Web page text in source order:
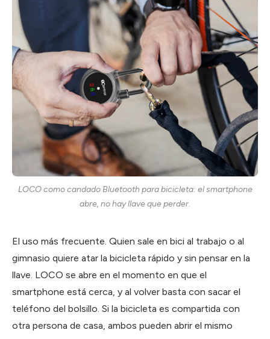
LOCO como candado Bluetooth para bicicleta: el smartphone
abre, no hay llave que perder.
El uso más frecuente. Quien sale en bici al trabajo o al
gimnasio quiere atar la bicicleta rápido y sin pensar en la
llave. LOCO se abre en el momento en que el
smartphone está cerca, y al volver basta con sacar el
teléfono del bolsillo. Si la bicicleta es compartida con
otra persona de casa, ambos pueden abrir el mismo